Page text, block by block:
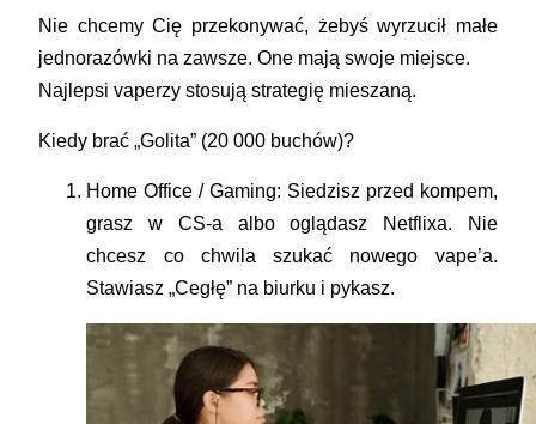
Nie chcemy Cię przekonywać, żebyś wyrzucił małe
jednorazówki na zawsze. One mają swoje miejsce.
Najlepsi vaperzy stosują strategię mieszaną.
Kiedy brać „Golita” (20 000 buchów)?
Home Office / Gaming: Siedzisz przed kompem,
grasz w CS-a albo oglądasz Netflixa. Nie
chcesz co chwila szukać nowego vape’a.
Stawiasz „Cegłę” na biurku i pykasz.